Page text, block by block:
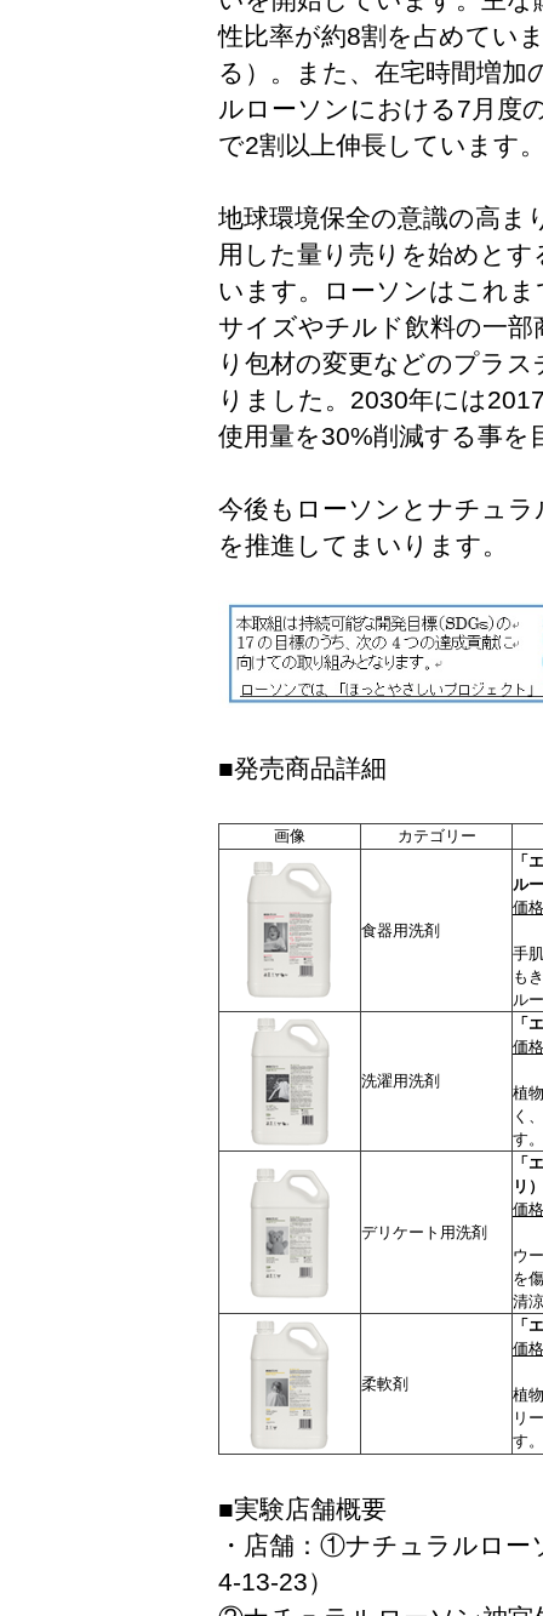
性比率が約8割を占めてい
る）。また、在宅時間増加
ルローソンにおける7月度
で2割以上伸長しています
地球環境保全の意識の高ま
用した量り売りを始めと
います。ローソンはこれ
サイズやチルド飲料の一
り包材の変更などのプラ
りました。2030年には
使用量を30%削減する事を
今後もローソンとナチュ
を推進してまいります。
■発売商品詳細
画像 カテゴリー
食器用洗剤
「
ル
価
手
も
ル
洗濯用洗剤
「
価
植
く
す
デリケート用洗剤
「
リ
価
ウ
を
清
柔軟剤
「
価
植
リ
す
■実験店舗概要
・店舗：①ナチュラルロー
4-13-23）